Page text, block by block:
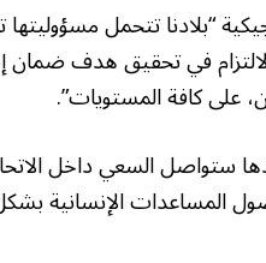
“بلادنا تتحمل
في تحقيق هدف
كافة المستويات”.
ستواصل السعي داخل
المساعدات الإنسانية